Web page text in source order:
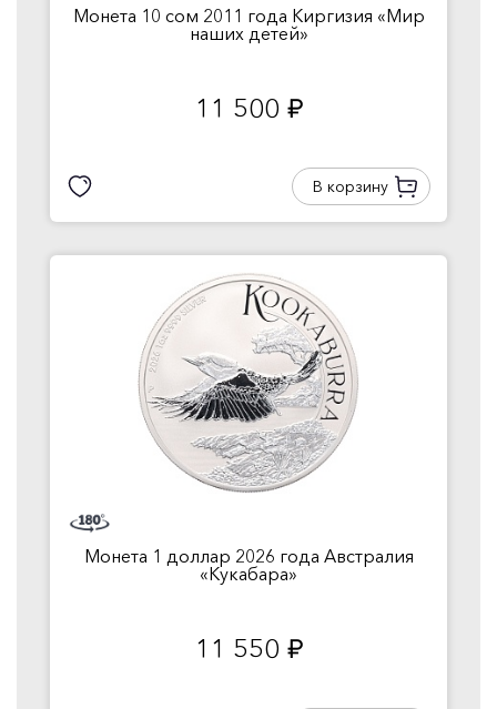
Монета 10 сом 2011 года Киргизия «Мир
наших детей»
11 500 руб.
В корзину
Монета 1 доллар 2026 года Австралия
«Кукабара»
11 550 руб.